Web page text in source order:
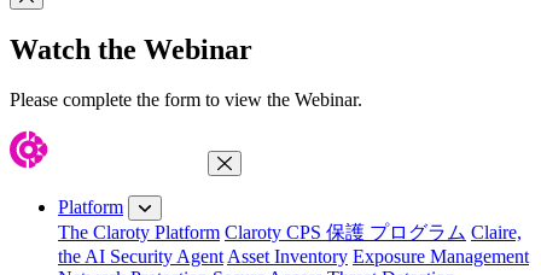
Close Modal
Watch the Webinar
Please complete the form to view the Webinar.
Close Menu
Platform
The Claroty Platform Claroty CPS 保護 プログラム Claire,
the AI Security AgentAsset Inventory Exposure Management